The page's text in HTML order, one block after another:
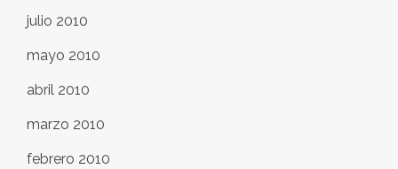
julio 2010
mayo 2010
abril 2010
marzo 2010
febrero 2010